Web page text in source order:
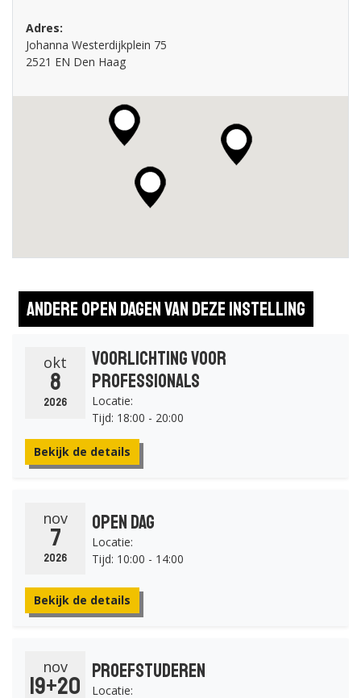
Adres:
Johanna Westerdijkplein 75
2521 EN Den Haag
Andere open dagen van deze instelling
okt
8
2026
Voorlichting voor
professionals
Locatie:
Tijd: 18:00 - 20:00
Bekijk de details
nov
7
2026
Open Dag
Locatie:
Tijd: 10:00 - 14:00
Bekijk de details
nov
19+20
Proefstuderen
Locatie: